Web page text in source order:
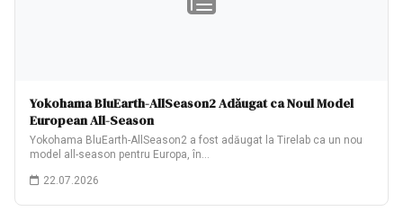
Yokohama BluEarth-AllSeason2 Adăugat ca Noul Model
European All-Season
Yokohama BluEarth-AllSeason2 a fost adăugat la Tirelab ca un nou
model all-season pentru Europa, în…
22.07.2026